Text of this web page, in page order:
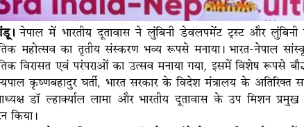
नेपाल में भारतीय दूतावास ने लुंबिनी डेवलपमेंट ट्रस्ट और लुंबिनी
महोत्सव का तृतीय संस्करण भव्य रूपसे मनाया। भारत-नेपाल
विरासत एवं परंपराओं का उत्सव मनाया गया, इसमें विशेष रूपसे
कृष्णबहादुर घर्ती, भारत सरकार के विदेश मंत्रालय के अतिरिक्त
डॉ ल्हार्क्याल लामा और भारतीय दूतावास के उप मिशन
किया।